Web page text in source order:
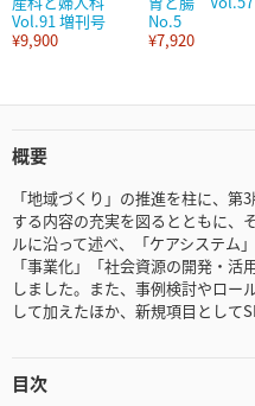
Vol.91 増刊号
¥9,900
No.5
¥7,920
概要
「地域づくり」の推進を柱に、
する内容の充実を図るとともに、
ルに沿って述べ、「ケアシステム
「事業化」「社会資源の開発・
しました。また、事例検討やロー
して加えたほか、新規項目として
目次